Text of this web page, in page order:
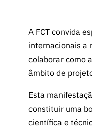
A FCT convida
internacionais a
colaborar como
âmbito de
Esta
constituir uma
científica e